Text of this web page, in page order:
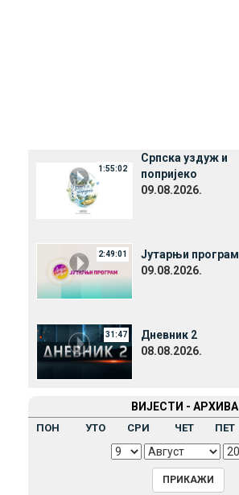
1:55:02
Српска уздуж и
попријеко
09.08.2026.
2:49:01
Јутарњи програм
09.08.2026.
31:47
Дневник 2
08.08.2026.
ВИЈЕСТИ - АРХИВА
ПОН УТО СРИ ЧЕТ ПЕТ